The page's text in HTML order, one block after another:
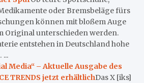
oder Bremsbeläge fürs
können mit bloßem Auge
Original unterschieden werden.
entstehen in Deutschland hohe
...
Media“ – Aktuelle Ausgabe des
TRENDS jetzt erhältlichDas X [iks]